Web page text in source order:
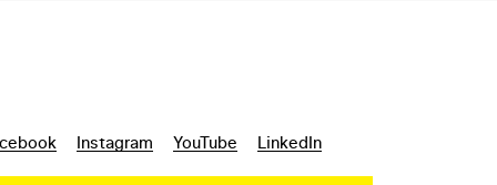
Instagram YouTube LinkedIn